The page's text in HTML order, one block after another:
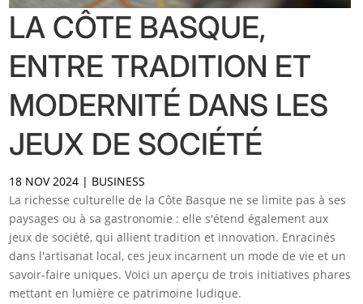
LA CÔTE BASQUE,
ENTRE TRADITION ET
MODERNITÉ DANS LES
JEUX DE SOCIÉTÉ
18 NOV 2024 | BUSINESS
La richesse culturelle de la Côte Basque ne se limite pas à ses
paysages ou à sa gastronomie : elle s'étend également aux
jeux de société, qui allient tradition et innovation. Enracinés
dans l'artisanat local, ces jeux incarnent un mode de vie et un
savoir-faire uniques. Voici un aperçu de trois initiatives phares
mettant en lumière ce patrimoine ludique.